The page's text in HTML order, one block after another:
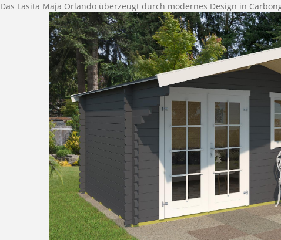
Das Lasita Maja Orlando überzeugt durch modernes Design in
Bildergalerie überspringen